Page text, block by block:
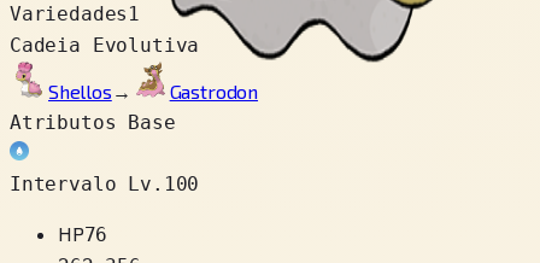
Variedades 1
Cadeia Evolutiva
Shellos →
Gastrodon
Atributos Base
Intervalo Lv.100
HP76